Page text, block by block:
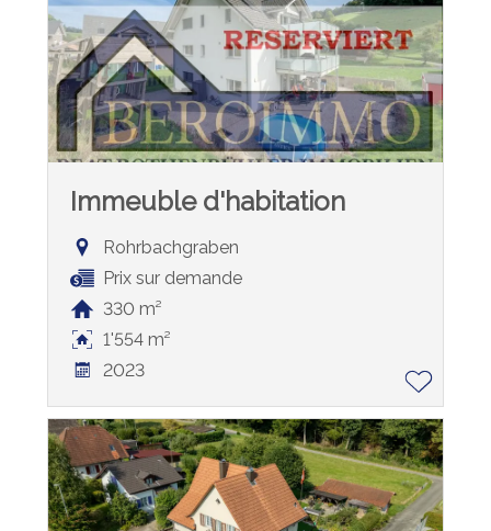
Immeuble d'habitation
Rohrbachgraben
Prix sur demande
330 m²
1'554 m²
2023